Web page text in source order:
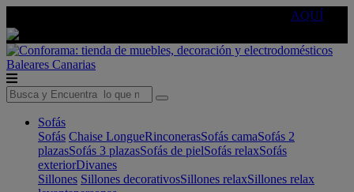
AQUÍ
Baleares Canarias
Sofás
Sofás Chaise LongueRinconerasSofás camaSofás 2
plazasSofás 3 plazasSofás de pielSofás relaxSofás
exteriorDivanes
Sillones Sillones decorativosSillones relaxSillones relax